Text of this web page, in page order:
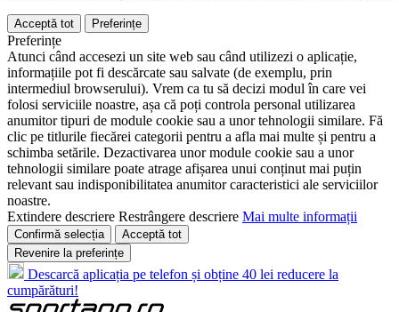
Acceptă tot Preferințe
Preferințe
Atunci când accesezi un site web sau când utilizezi o aplicație,
informațiile pot fi descărcate sau salvate (de exemplu, prin
intermediul browserului). Vrem ca tu să decizi modul în care vei
folosi serviciile noastre, așa că poți controla personal utilizarea
anumitor tipuri de module cookie sau a unor tehnologii similare. Fă
clic pe titlurile fiecărei categorii pentru a afla mai multe și pentru a
schimba setările. Dezactivarea unor module cookie sau a unor
tehnologii similare poate atrage afișarea unui conținut mai puțin
relevant sau indisponibilitatea anumitor caracteristici ale serviciilor
noastre.
Extindere descriere Restrângere descriere Mai multe informații
Confirmă selecția
Acceptă tot
Revenire la preferințe
Descarcă aplicația pe telefon și obține 40 lei reducere la
cumpărături!